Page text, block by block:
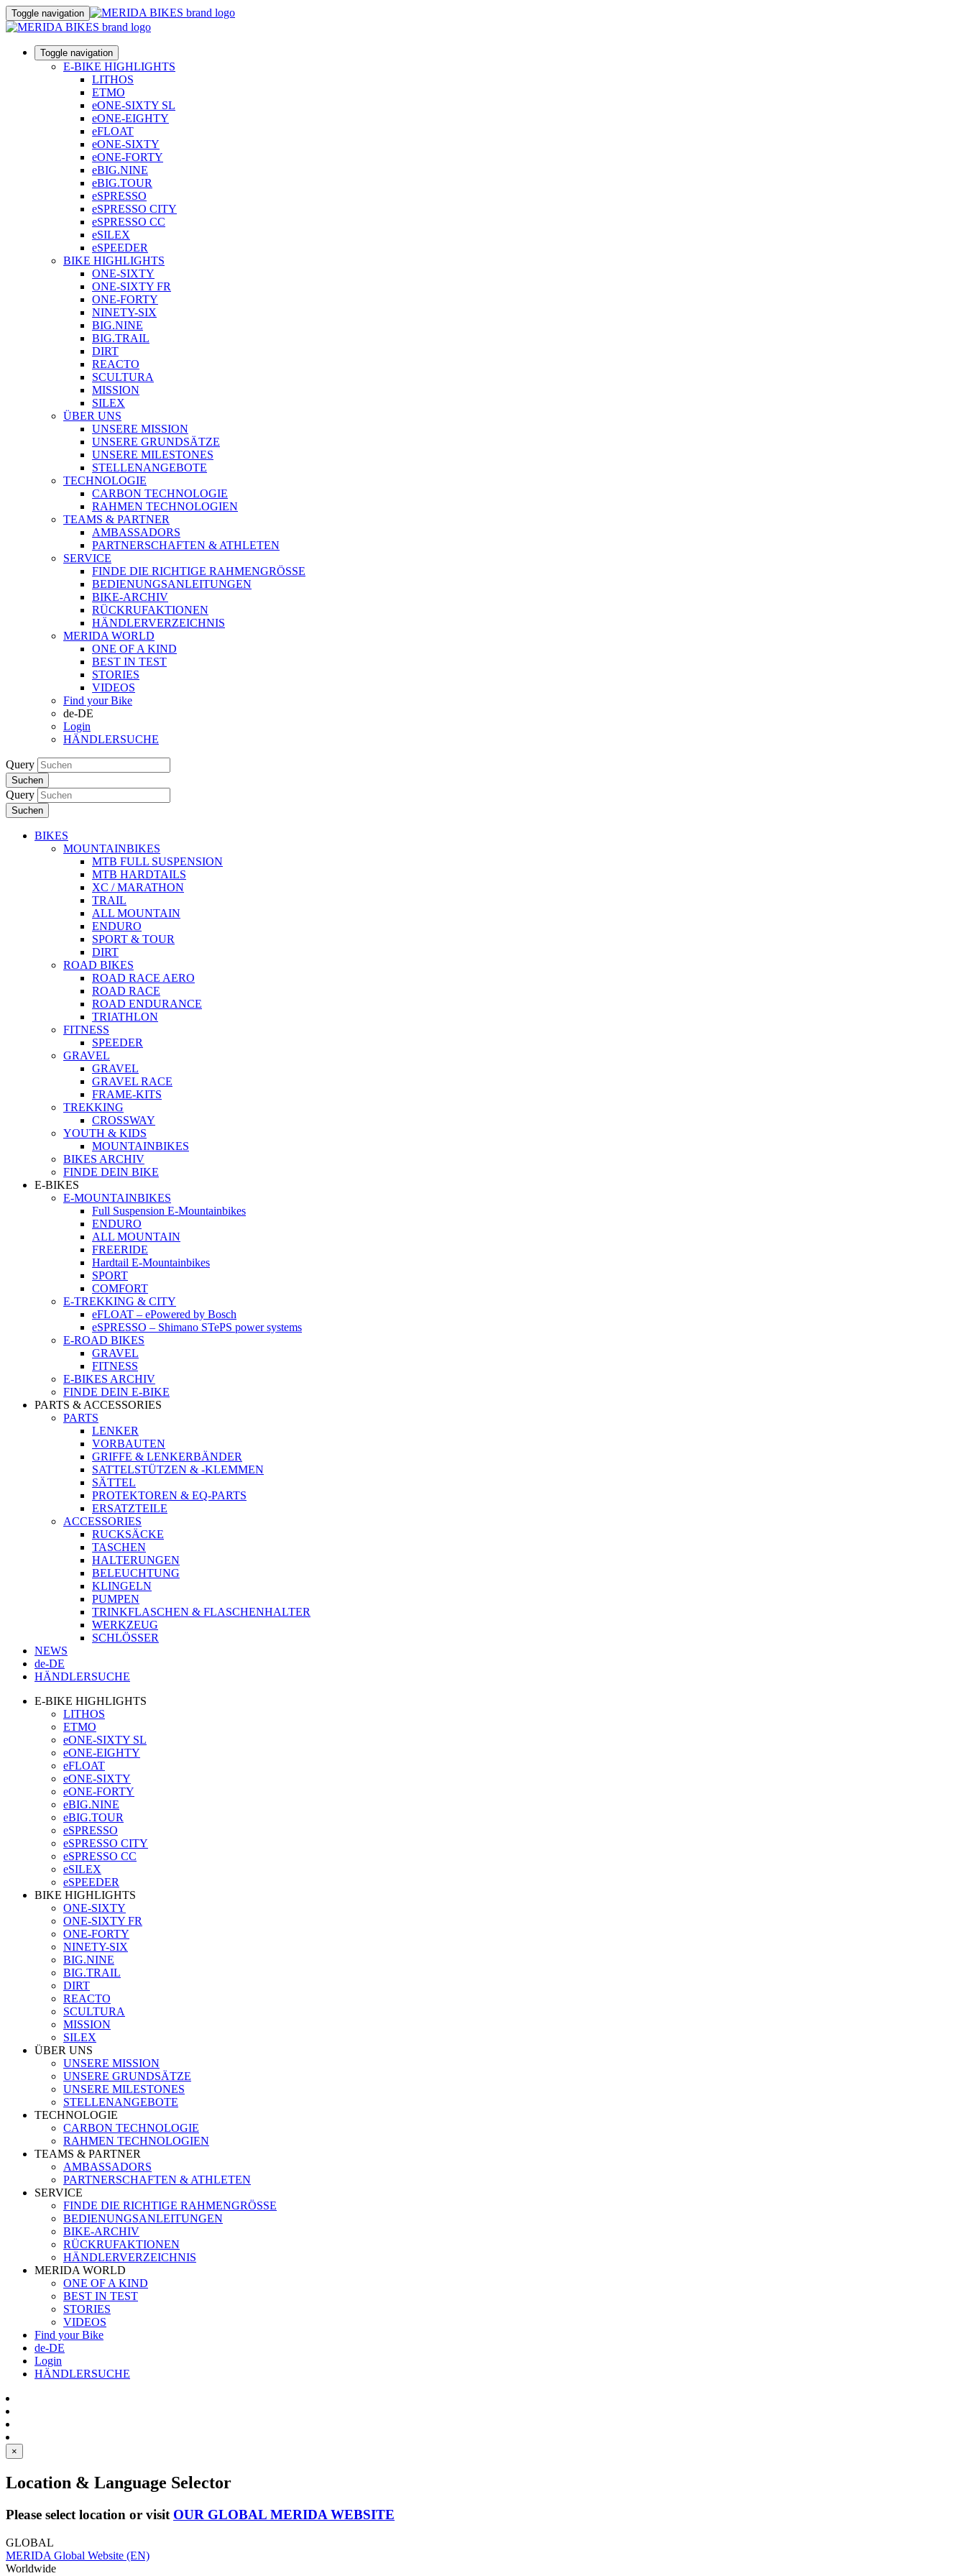
Toggle navigation
Toggle navigation
E-BIKE HIGHLIGHTS
LITHOS
ETMO
eONE-SIXTY SL
eONE-EIGHTY
eFLOAT
eONE-SIXTY
eONE-FORTY
eBIG.NINE
eBIG.TOUR
eSPRESSO
eSPRESSO CITY
eSPRESSO CC
eSILEX
eSPEEDER
BIKE HIGHLIGHTS
ONE-SIXTY
ONE-SIXTY FR
ONE-FORTY
NINETY-SIX
BIG.NINE
BIG.TRAIL
DIRT
REACTO
SCULTURA
MISSION
SILEX
ÜBER UNS
UNSERE MISSION
UNSERE GRUNDSÄTZE
UNSERE MILESTONES
STELLENANGEBOTE
TECHNOLOGIE
CARBON TECHNOLOGIE
RAHMEN TECHNOLOGIEN
TEAMS & PARTNER
AMBASSADORS
PARTNERSCHAFTEN & ATHLETEN
SERVICE
FINDE DIE RICHTIGE RAHMENGRÖSSE
BEDIENUNGSANLEITUNGEN
BIKE-ARCHIV
RÜCKRUFAKTIONEN
HÄNDLERVERZEICHNIS
MERIDA WORLD
ONE OF A KIND
BEST IN TEST
STORIES
VIDEOS
Find your Bike
de-DE
Login
HÄNDLERSUCHE
Query
Suchen
Query
Suchen
BIKES
MOUNTAINBIKES
MTB FULL SUSPENSION
MTB HARDTAILS
XC / MARATHON
TRAIL
ALL MOUNTAIN
ENDURO
SPORT & TOUR
DIRT
ROAD BIKES
ROAD RACE AERO
ROAD RACE
ROAD ENDURANCE
TRIATHLON
FITNESS
SPEEDER
GRAVEL
GRAVEL
GRAVEL RACE
FRAME-KITS
TREKKING
CROSSWAY
YOUTH & KIDS
MOUNTAINBIKES
BIKES ARCHIV
FINDE DEIN BIKE
E-BIKES
E-MOUNTAINBIKES
Full Suspension E-Mountainbikes
ENDURO
ALL MOUNTAIN
FREERIDE
Hardtail E-Mountainbikes
SPORT
COMFORT
E-TREKKING & CITY
eFLOAT – ePowered by Bosch
eSPRESSO – Shimano STePS power systems
E-ROAD BIKES
GRAVEL
FITNESS
E-BIKES ARCHIV
FINDE DEIN E-BIKE
PARTS & ACCESSORIES
PARTS
LENKER
VORBAUTEN
GRIFFE & LENKERBÄNDER
SATTELSTÜTZEN & -KLEMMEN
SÄTTEL
PROTEKTOREN & EQ-PARTS
ERSATZTEILE
ACCESSORIES
RUCKSÄCKE
TASCHEN
HALTERUNGEN
BELEUCHTUNG
KLINGELN
PUMPEN
TRINKFLASCHEN & FLASCHENHALTER
WERKZEUG
SCHLÖSSER
NEWS
de-DE
HÄNDLERSUCHE
E-BIKE HIGHLIGHTS
LITHOS
ETMO
eONE-SIXTY SL
eONE-EIGHTY
eFLOAT
eONE-SIXTY
eONE-FORTY
eBIG.NINE
eBIG.TOUR
eSPRESSO
eSPRESSO CITY
eSPRESSO CC
eSILEX
eSPEEDER
BIKE HIGHLIGHTS
ONE-SIXTY
ONE-SIXTY FR
ONE-FORTY
NINETY-SIX
BIG.NINE
BIG.TRAIL
DIRT
REACTO
SCULTURA
MISSION
SILEX
ÜBER UNS
UNSERE MISSION
UNSERE GRUNDSÄTZE
UNSERE MILESTONES
STELLENANGEBOTE
TECHNOLOGIE
CARBON TECHNOLOGIE
RAHMEN TECHNOLOGIEN
TEAMS & PARTNER
AMBASSADORS
PARTNERSCHAFTEN & ATHLETEN
SERVICE
FINDE DIE RICHTIGE RAHMENGRÖSSE
BEDIENUNGSANLEITUNGEN
BIKE-ARCHIV
RÜCKRUFAKTIONEN
HÄNDLERVERZEICHNIS
MERIDA WORLD
ONE OF A KIND
BEST IN TEST
STORIES
VIDEOS
Find your Bike
de-DE
Login
HÄNDLERSUCHE
×
Location & Language Selector
Please select location or visit OUR GLOBAL MERIDA WEBSITE
GLOBAL
MERIDA Global Website (EN)
Worldwide